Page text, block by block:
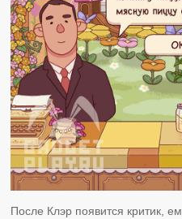
После Клэр появится критик,